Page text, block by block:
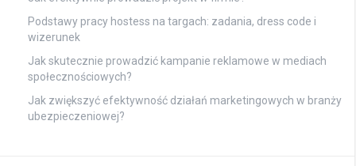
Podstawy pracy hostess na targach: zadania, dress code i
wizerunek
Jak skutecznie prowadzić kampanie reklamowe w mediach
społecznościowych?
Jak zwiększyć efektywność działań marketingowych w branży
ubezpieczeniowej?